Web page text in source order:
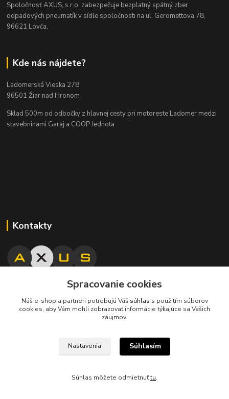
Spoločnosť AXUS, s.r.o. zabezpečuje bezplatný spätný zber
odpadových pneumatík v sídle spoločnosti na ul. Geromettova 78,
96621 Lovča.
Kde nás nájdete?
Ladomerská Vieska 278
96501 Žiar nad Hronom
Sklad 500m od odbočky z hlavnej cesty pri motoreste Ladomer medzi
stavebninami Garaj a COOP Jednota
Kontakty
045/671 63 50
axuspneu@gmail.com
Spracovanie cookies
Náš e-shop a partneri potrebujú Váš súhlas s použitím súborov
cookies, aby Vám mohli zobrazovať informácie týkajúce sa Vašich
záujmov.
Nastavenia Súhlasím
Súhlas môžete odmietnuťtu.